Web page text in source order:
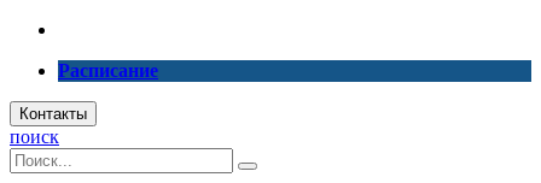
Расписание
Контакты
поиск